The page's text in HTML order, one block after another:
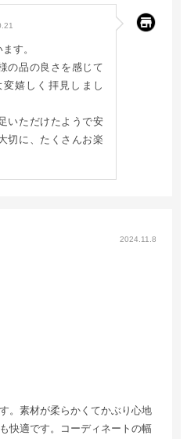
す。
の品の良さを感じて
嬉しく拝見しまし
いただけたようで安
切に、たくさんお楽
2024.11.8
。素材が柔らかくてかぶり心地
快適です。コーディネートの幅